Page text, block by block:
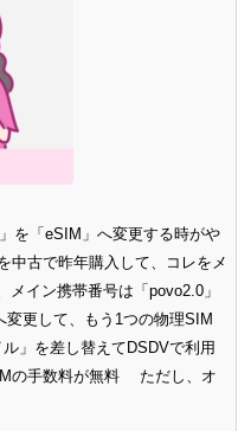
を「eSIM」へ変更する時がや
中古で昨年購入して、コレをメ
イン携帯番号は「povo2.0」
更して、もう1つの物理SIM
」を差し替えてDSDVで利用
の手数料が無料 ただし、オ